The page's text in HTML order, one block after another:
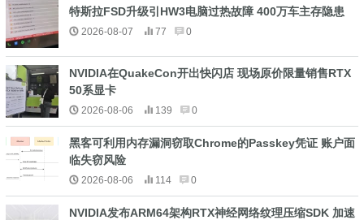
特斯拉FSD升级引HW3电脑过热故障 400万车主存隐患
2026-08-07 77 0
NVIDIA在QuakeCon开出快闪店 现场原价限量销售RTX
50系显卡
2026-08-06 139 0
黑客可利用内存漏洞窃取Chrome的Passkey凭证 账户面
临失窃风险
2026-08-06 114 0
NVIDIA发布ARM64架构RTX神经网络纹理压缩SDK 加速